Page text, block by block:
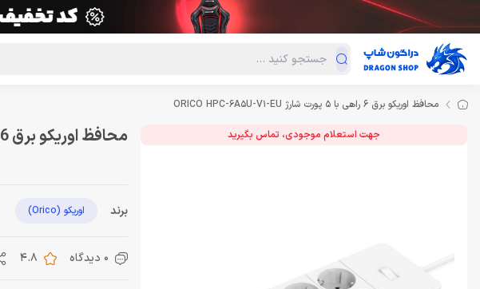
دسته‌بندی محصولات فروش ویژه
محافظ اوریکو برق 6 راهی با 5 پورت شارژ ORICO HPC-6A5U-V1-EU
جهت استعلام موجودی، تماس بگیرید محافظ اوریکو برق 6 راهی با 5 پورت شارژ ORICO HPC-6A5U-V1-EU
برند اوریکو (Orico)
0 دیدگاه 4.8